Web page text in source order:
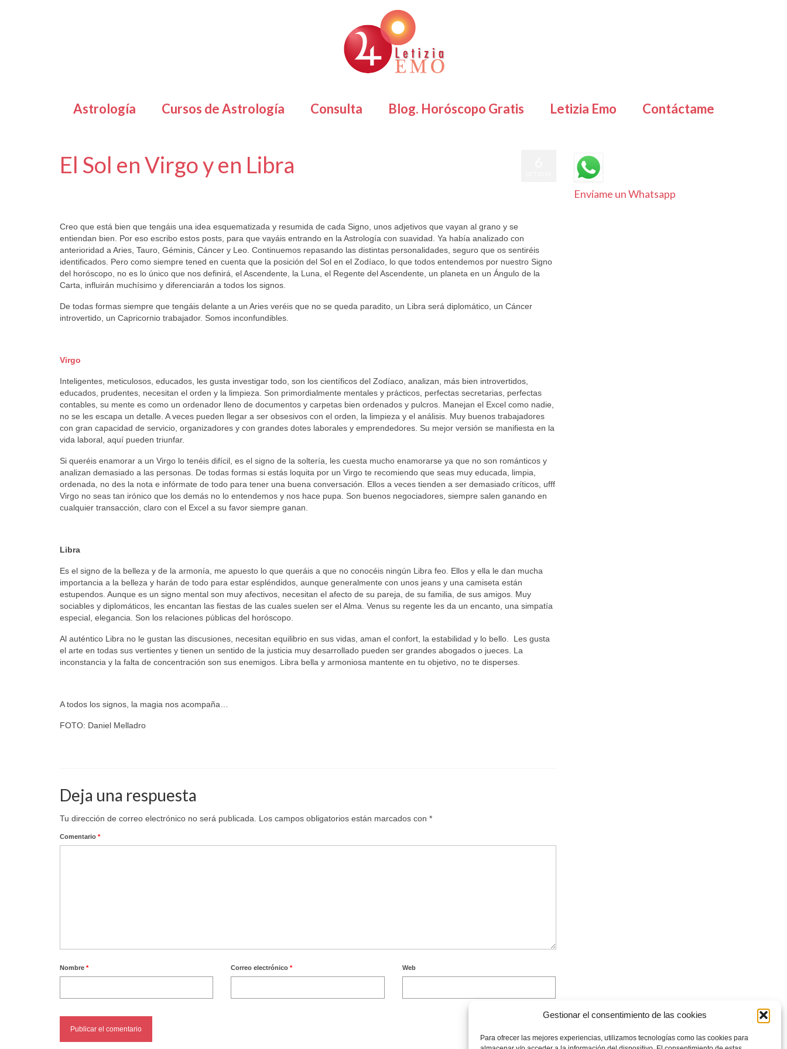
Gestionar el consentimiento de las cookies
Para ofrecer las mejores experiencias, utilizamos tecnologías como las cookies para
Astrología Cursos de Astrología Consulta Blog. Horóscopo Gratis Letizia Emo Contáctame
El Sol en Virgo y en Libra
Creo que está bien que tengáis una idea esquematizada y resumida de cada Signo, unos adjetivos que vayan al grano y se
entiendan bien. Por eso escribo estos posts, para que vayáis entrando en la Astrología con suavidad. Ya había analizado con
anterioridad a Aries, Tauro, Géminis, Cáncer y Leo. Continuemos repasando las distintas personalidades, seguro que os sentiréis
identificados. Pero como siempre tened en cuenta que la posición del Sol en el Zodíaco, lo que todos entendemos por nuestro Signo
del horóscopo, no es lo único que nos definirá, el Ascendente, la Luna, el Regente del Ascendente, un planeta en un Ángulo de la
Carta, influirán muchísimo y diferenciarán a todos los signos.
De todas formas siempre que tengáis delante a un Aries veréis que no se queda paradito, un Libra será diplomático, un Cáncer
introvertido, un Capricornio trabajador. Somos inconfundibles.
Virgo
Inteligentes, meticulosos, educados, les gusta investigar todo, son los científicos del Zodíaco, analizan, más bien introvertidos,
educados, prudentes, necesitan el orden y la limpieza. Son primordialmente mentales y prácticos, perfectas secretarias, perfectas
contables, su mente es como un ordenador lleno de documentos y carpetas bien ordenados y pulcros. Manejan el Excel como nadie,
no se les escapa un detalle. A veces pueden llegar a ser obsesivos con el orden, la limpieza y el análisis. Muy buenos trabajadores
con gran capacidad de servicio, organizadores y con grandes dotes laborales y emprendedores. Su mejor versión se manifiesta en la
vida laboral, aquí pueden triunfar.
Si queréis enamorar a un Virgo lo tenéis difícil, es el signo de la soltería, les cuesta mucho enamorarse ya que no son románticos y
analizan demasiado a las personas. De todas formas si estás loquita por un Virgo te recomiendo que seas muy educada, limpia,
ordenada, no des la nota e infórmate de todo para tener una buena conversación. Ellos a veces tienden a ser demasiado críticos, ufff
Virgo no seas tan irónico que los demás no lo entendemos y nos hace pupa. Son buenos negociadores, siempre salen ganando en
cualquier transacción, claro con el Excel a su favor siempre ganan.
Libra
Es el signo de la belleza y de la armonía, me apuesto lo que queráis a que no conocéis ningún Libra feo. Ellos y ella le dan mucha
importancia a la belleza y harán de todo para estar espléndidos, aunque generalmente con unos jeans y una camiseta están
estupendos. Aunque es un signo mental son muy afectivos, necesitan el afecto de su pareja, de su familia, de sus amigos. Muy
sociables y diplomáticos, les encantan las fiestas de las cuales suelen ser el Alma. Venus su regente les da un encanto, una simpatía
especial, elegancia. Son los relaciones públicas del horóscopo.
Al auténtico Libra no le gustan las discusiones, necesitan equilibrio en sus vidas, aman el confort, la estabilidad y lo bello. Les gusta
el arte en todas sus vertientes y tienen un sentido de la justicia muy desarrollado pueden ser grandes abogados o jueces. La
inconstancia y la falta de concentración son sus enemigos. Libra bella y armoniosa mantente en tu objetivo, no te disperses.
A todos los signos, la magia nos acompaña…
FOTO: Daniel Melladro
Deja una respuesta
Tu dirección de correo electrónico no será publicada. Los campos obligatorios están marcados con *
Comentario *
Nombre * Correo electrónico* Web
Envíame un Whatsapp